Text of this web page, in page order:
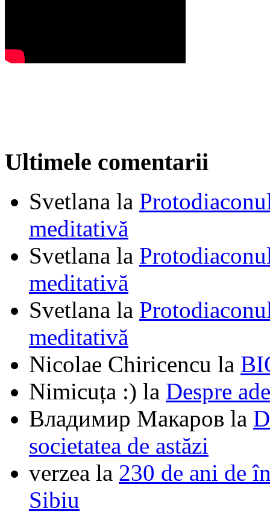
Ultimele comentarii
Svetlana la
meditativă
Svetlana la
meditativă
Svetlana la
meditativă
Nicolae Chiricencu la
Nimicuța :) la Despre
Владимир Макаров la
societatea de astăzi
verzea la 230 de ani de
Sibiu